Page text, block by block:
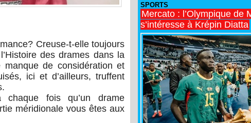
Creuse-t-elle toujours
des drames dans la
de considération et
ici et d’ailleurs, truffent
chaque fois qu’un drame
méridionale vous êtes aux
SPORTS
Mercato : l’Olympique de
s’intéresse à Krépin Diatta